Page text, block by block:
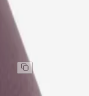
Cüzdan Mürdüm